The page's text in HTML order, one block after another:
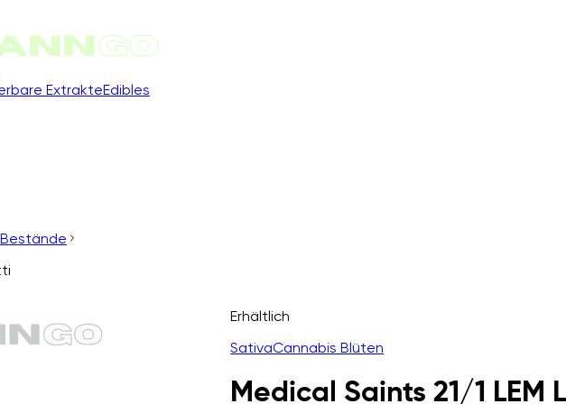
ExtrakteEdibles
Erhältlich
SativaCannabis Blüten
Medical Saints 21/1 LEM